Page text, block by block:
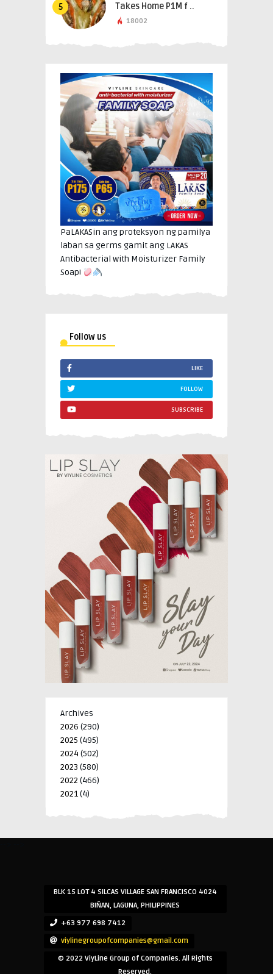
5
Takes Home P1M f ..
18002
PaLAKASin ang proteksyon ng pamilya
laban sa germs gamit ang LAKAS
Antibacterial with Moisturizer Family
Soap!
Follow us
LIKE
FOLLOW
SUBSCRIBE
Archives
2026 (290)
2025 (495)
2024 (502)
2023 (580)
2022 (466)
2021(4)
BLK 15 LOT 4 SILCAS VILLAGE SAN FRANCISCO 4024
BIÑAN, LAGUNA, PHILIPPINES
+63 977 698 7412
viylinegroupofcompanies@gmail.com
© 2022 ViyLine Group of Companies. All Rights
Reserved.